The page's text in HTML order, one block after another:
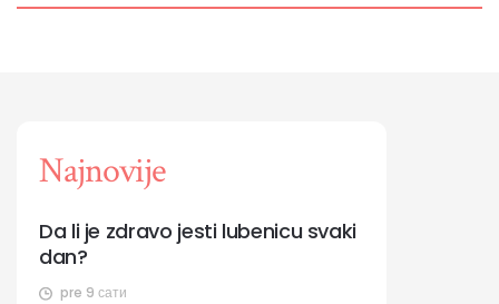
Najnovije
pre 9 сати
Da li je zdravo jesti lubenicu svaki
dan?